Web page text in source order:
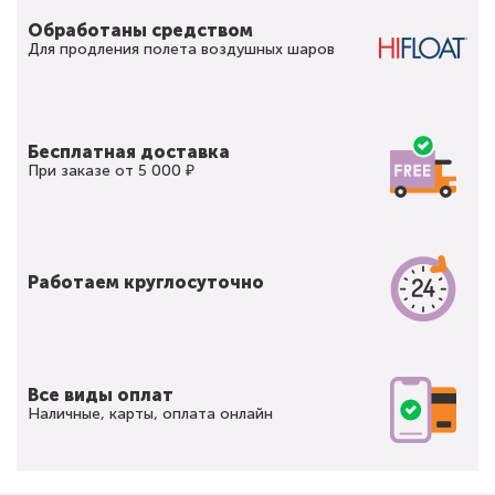
Обработаны средством
Для продления полета воздушных шаров
Бесплатная доставка
При заказе от 5 000 ₽
Работаем круглосуточно
Все виды оплат
Наличные, карты, оплата онлайн